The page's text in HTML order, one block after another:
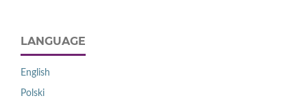
LANGUAGE
English
Polski